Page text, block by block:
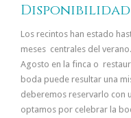
Disponibilidad
Los recintos han estado
meses centrales del
Agosto en la finca o
boda puede resultar una
deberemos reservarlo con
optamos por celebrar la